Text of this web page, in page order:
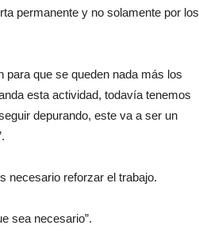
permanente y no solamente por los
para que se queden nada más los
esta actividad, todavía tenemos
depurando, este va a ser un
necesario reforzar el trabajo.
sea necesario”.